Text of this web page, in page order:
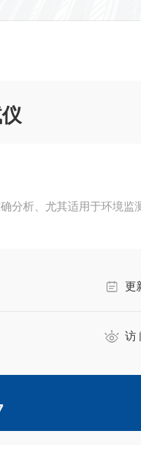
分析、尤其适用于环境监
更
访